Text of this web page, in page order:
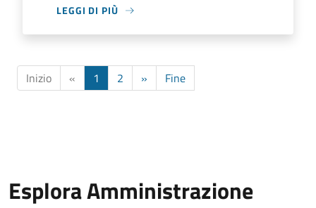
LEGGI DI PIÙ
Inizio « 1 2 » Fine
Esplora Amministrazione